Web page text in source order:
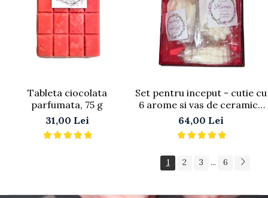
Tableta ciocolata
parfumata, 75 g
31,00 Lei
Set pentru inceput - cutie cu
6 arome si vas de ceramica
alb - model dantela
64,00 Lei
1 2 3 ... 6